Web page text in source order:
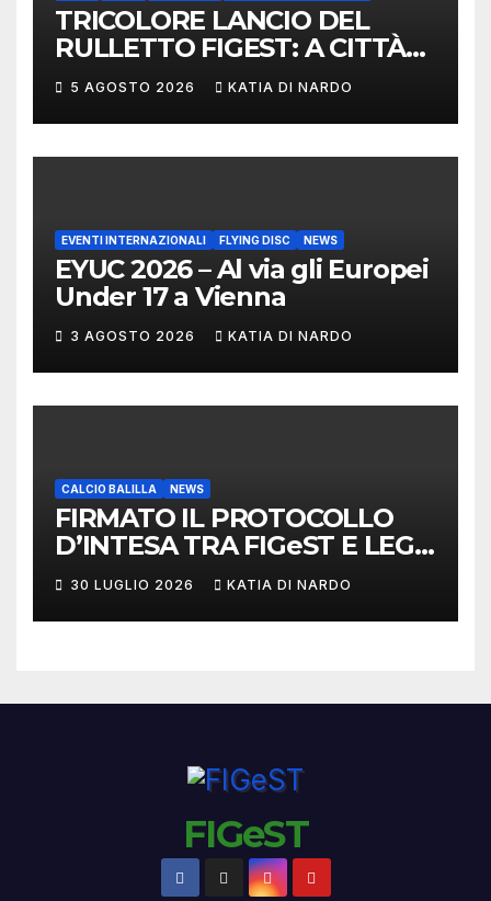
TRICOLORE LANCIO DEL
RULLETTO FIGEST: A CITTÀ
DI CASTELLO VINCONO
MARCHIGIANI ED UMBRI
5 AGOSTO 2026 KATIA DI NARDO
EVENTI INTERNAZIONALI FLYING DISC NEWS
EYUC 2026 – Al via gli Europei
Under 17 a Vienna
3 AGOSTO 2026 KATIA DI NARDO
CALCIO BALILLA NEWS
FIRMATO IL PROTOCOLLO
D’INTESA TRA FIGeST E LEGA
NAZIONALE DILETTANTI
30 LUGLIO 2026 KATIA DI NARDO
FIGeST